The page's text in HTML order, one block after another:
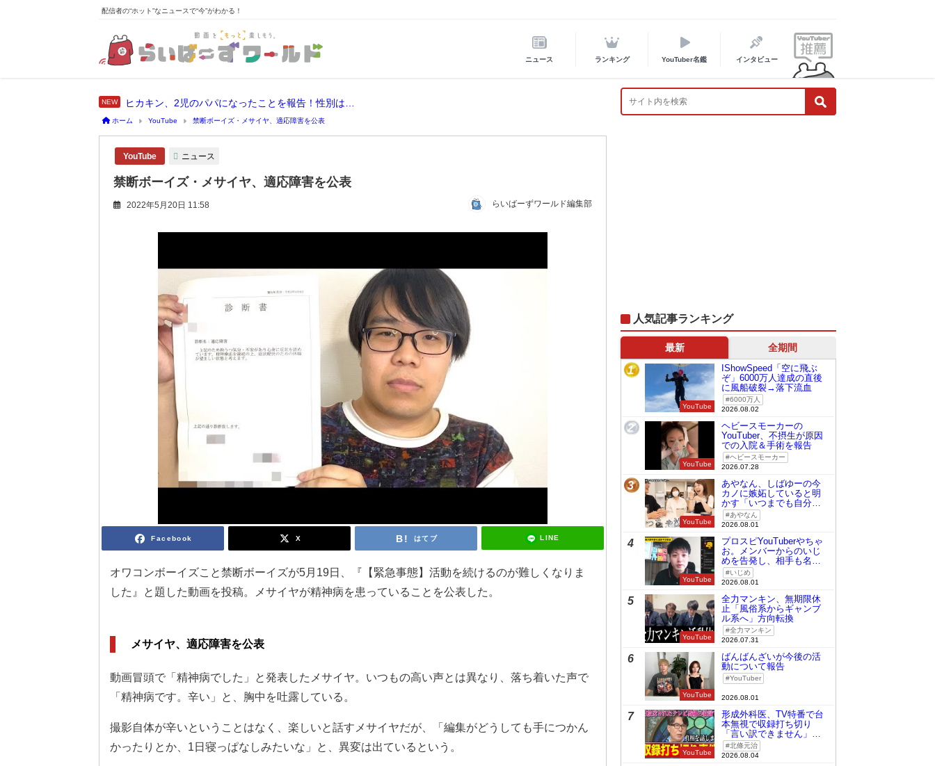
配信者の“ホット”なニュースで“今”がわかる！
ニュース ランキング YouTuber名鑑 インタビュー
ヒカキン、2児のパパになったことを報告！性別は…
ホーム YouTube 禁断ボーイズ・メサイヤ、適応障害を公表
YouTube ニュース
禁断ボーイズ・メサイヤ、適応障害を公表
2022年5月20日 11:58 らいばーずワールド編集部
Facebook X はてブ LINE
オワコンボーイズこと禁断ボーイズが5月19日、『【緊急事態】活動を続けるのが難しくなりま
した』と題した動画を投稿。メサイヤが精神病を患っていることを公表した。
メサイヤ、適応障害を公表
動画冒頭で「精神病でした」と発表したメサイヤ。いつもの高い声とは異なり、落ち着いた声で
「精神病です。辛い」と、胸中を吐露している。
撮影自体が辛いということはなく、楽しいと話すメサイヤだが、「編集がどうしても手につかん
かったりとか、1日寝っぱなしみたいな」と、異変は出ているという。
人気記事ランキング
最新 全期間
1
YouTube
IShowSpeed「空に飛ぶ
ぞ」6000万人達成の直後
に風船破裂→落下流血
6000万人
2026.08.02
2
YouTube
ヘビースモーカーの
YouTuber、不摂生が原因
での入院＆手術を報告
ヘビースモーカー
2026.07.28
3
YouTube
あやなん、しばゆーの今
カノに嫉妬していると明
かす「いつまでも自分の
ものみたいに…」
あやなん
2026.08.01
4
YouTube
プロスピYouTuberやちゃ
お。メンバーからのいじ
めを告発し、相手も名指
しで批判
いじめ
2026.08.01
5
YouTube
全力マンキン、無期限休
止「風俗系からギャンブ
ル系へ」方向転換
全力マンキン
2026.07.31
6
YouTube
ばんばんざいが今後の活
動について報告
YouTuber
2026.08.01
7
YouTube
形成外科医、TV特番で台
本無視で収録打ち切り
「言い訳できません」と
謝罪北條元治
2026.08.04